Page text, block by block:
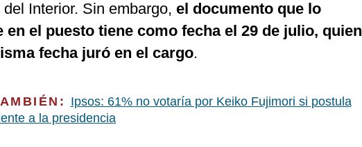
Interior. Sin embargo, el documento que lo
en el puesto tiene como fecha el 29 de julio, quien
fecha juró en el cargo.
Ipsos: 61% no votaría por Keiko Fujimori si postula
a la presidencia